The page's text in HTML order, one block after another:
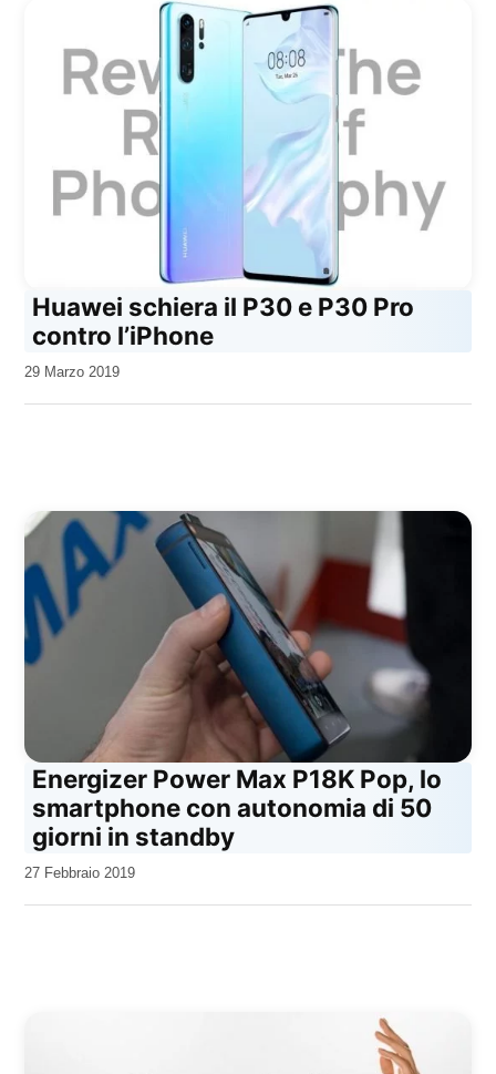
Huawei schiera il P30 e P30 Pro
contro l’iPhone
da
29 Marzo 2019
Energizer Power Max P18K Pop, lo
smartphone con autonomia di 50
giorni in standby
da
27 Febbraio 2019